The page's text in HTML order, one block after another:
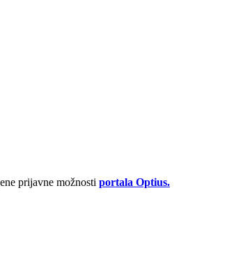
prijavne možnosti portala Optius.